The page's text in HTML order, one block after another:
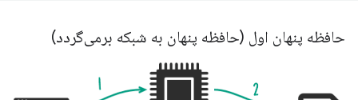
حافظه پنهان اول (حافظه پنهان به شبکه برمی‌گردد)